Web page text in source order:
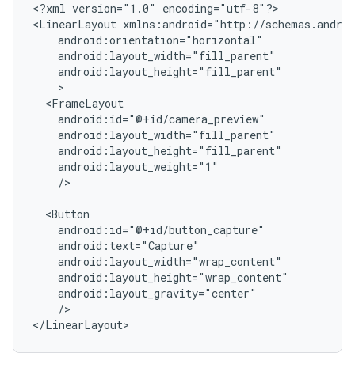
<?xml version="1.0"
encoding="utf-8"?>
<LinearLayout
/>
/>
</LinearLayout>